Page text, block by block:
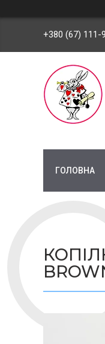
+380 (67) 111-
ГОЛОВНА